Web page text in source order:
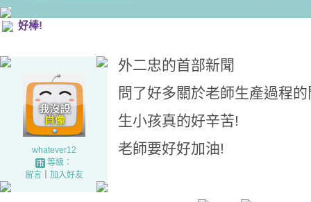
好棒!
whatever12
等級：
留言｜ 加入好友
外二忠的首部新聞
問了好多關於老師生產過程
生小孩真的好辛苦!
老師要好好加油!